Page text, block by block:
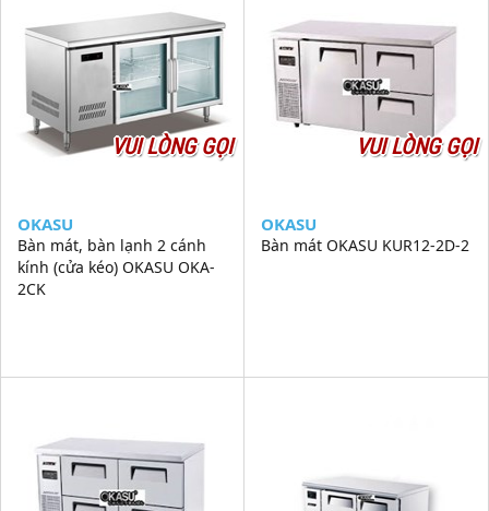
VUI LÒNG GỌI
OKASU
Bàn mát, bàn lạnh 2 cánh
kính (cửa kéo) OKASU OKA-
2CK
VUI LÒNG GỌI
OKASU
Bàn mát OKASU KUR12-2D-2